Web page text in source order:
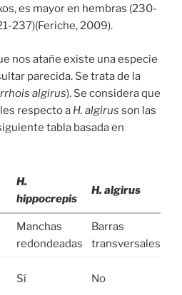
es mayor en hembras (230-
237)(Feriche, 2009).
nos atañe existe una especie
parecida. Se trata de la
algirus). Se considera que
respecto a H. algirus son las
tabla basada en
H.
hippocrepis
H. algirus
Manchas
redondeadas
Barras
transversales
Sí No